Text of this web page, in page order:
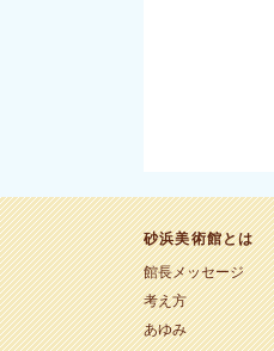
砂浜美術館とは
館長メッセージ
考え方
あゆみ